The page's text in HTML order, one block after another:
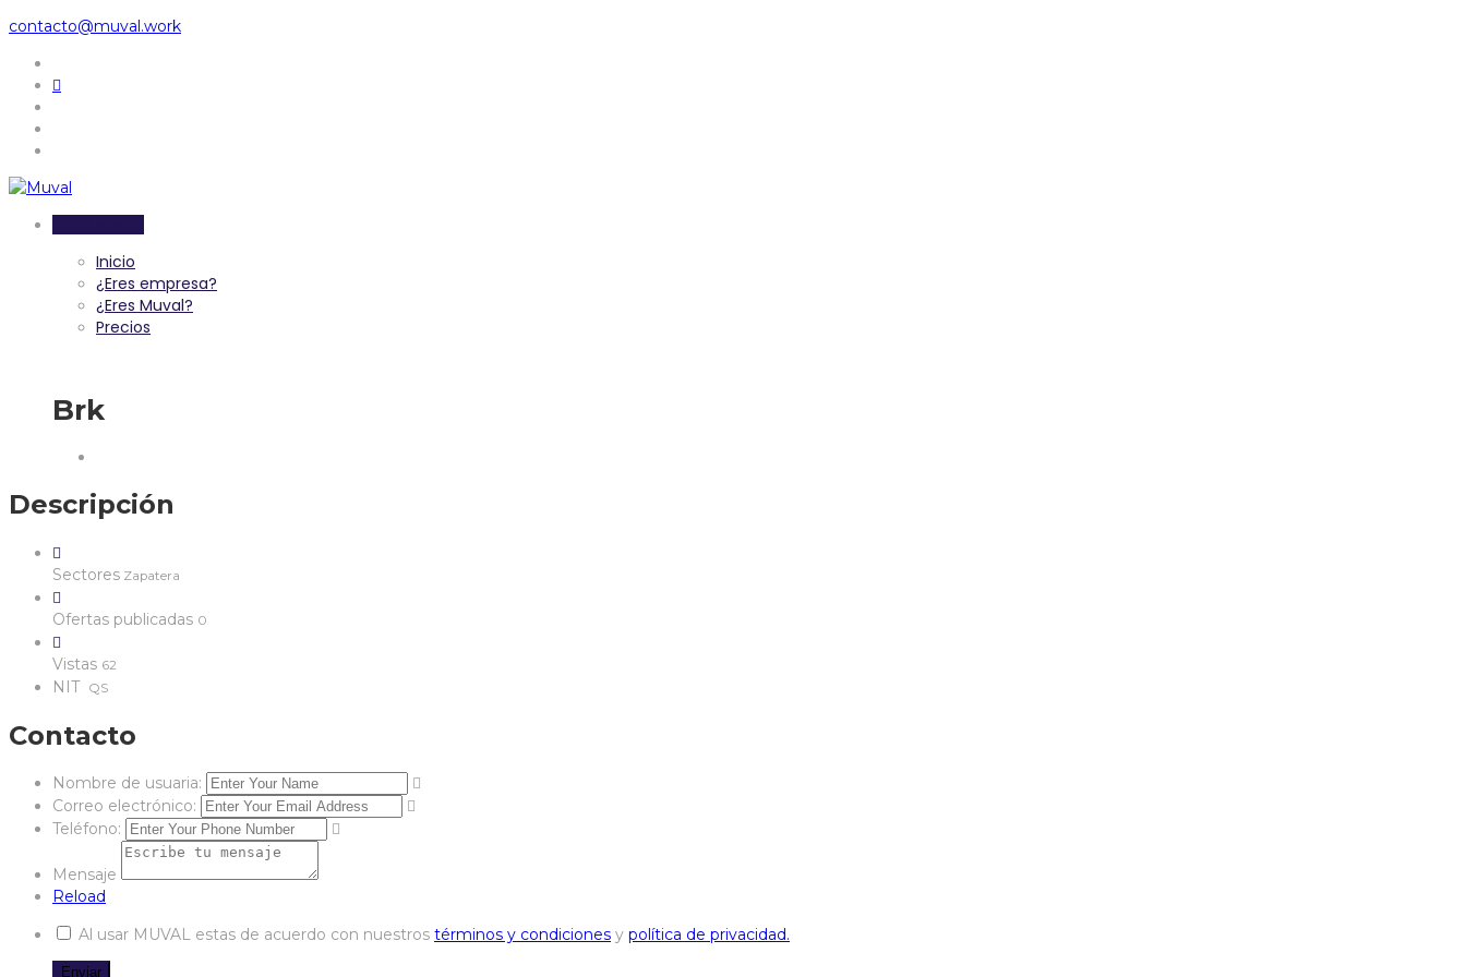
contacto@muval.work
Inicio
¿Eres empresa?
¿Eres Muval?
Precios
Brk
Descripción
Sectores Zapatera
Ofertas publicadas 0
Vistas 62
NIT QS
Contacto
Nombre de usuaria:
Correo electrónico:
Teléfono:
Mensaje
Reload
Al usar MUVAL estas de acuerdo con nuestros términos y condiciones y política de privacidad.